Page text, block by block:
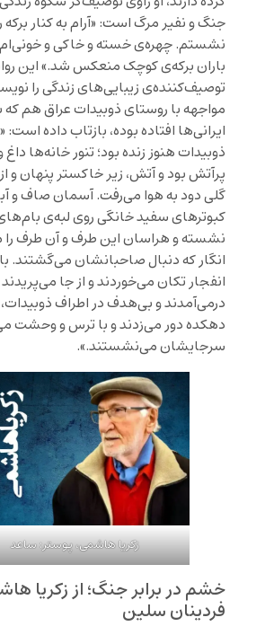
جنگ و نفیر مرگ است: «آرام به کنار برکه
نشستم. چهره‌ی خسته و خاکی و
باران برکه‌ی کوچک منعکس شد.» این
توصیف‌کننده‌ی زیبایی‌های زندگی را
مواجهه با روستای ذوبیدات عراق هم
ایرانی‌ها افتاده بوده، بازتاب داده
ذوبیدات هنوز زنده بود؛ تنور خانه‌ها
پرآتش بود و آتش، زیر خاکستر پنهان
گلی دود به هوا می‌رفت. آسمان صاف و
کبوترهای سفید خانگی روی لبه‌ی
نشسته و هراسان این طرف و آن طرف را
انگار که دنبال صاحبانشان می‌گشتند.
انفجار تکان می‌خوردند و از جا می‌پریدند
درمی‌آمدند و بی‌هدف در اطراف
دهکده دور می‌زدند و با ترس و وحشت
سرجایشان می‌نشستند.».
زکریا هاشمی، پوستر: ساعد
خشم در برابر جنگ؛ از زكريا
فردينان سلين